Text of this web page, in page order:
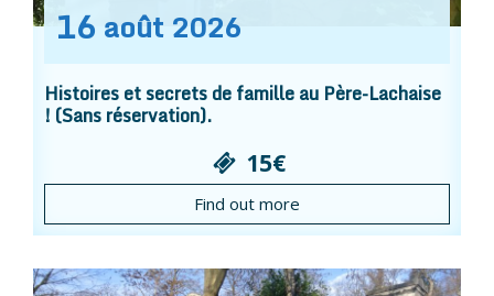
16 août 2026
Histoires et secrets de famille au Père-Lachaise
! (Sans réservation).
15€
Find out more